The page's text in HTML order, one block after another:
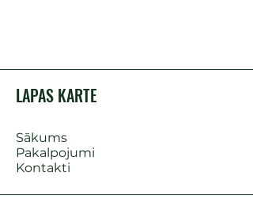
LAPAS KARTE
Sākums
Pakalpojumi
Kontakti